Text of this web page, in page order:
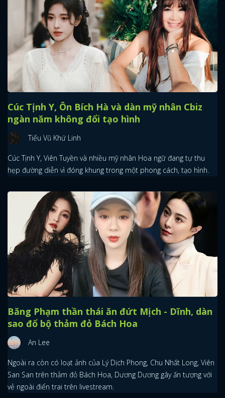
Cúc Tịnh Y, Ôn Bích Hà và dàn mỹ nhân Cbiz
ngàn năm không đổi tạo hình
Tiểu Vũ Khứ Linh
Cúc Tịnh Y, Viên Tuyền và nhiều mỹ nhân Hoa ngữ đang tự thu
hẹp đường diễn vì đóng khung trong một phong cách, tạo hình.
Băng Phạm thần thái ăn đứt Mịch - Dĩnh, dàn
sao đổ bộ thảm đỏ Bách Hoa
An Lee
Ngoài ra còn có loạt ảnh của Lý Dịch Phong, Chu Nhất Long, Viên
San San trên thảm đỏ Bách Hoa, Dương Dương gây ấn tượng với
vẻ ngoài điển trai trên livestream.